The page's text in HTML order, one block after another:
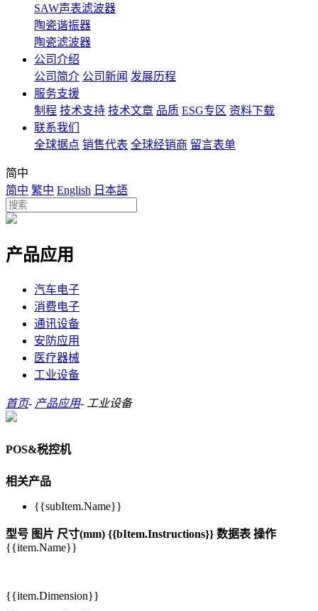
SAW声表滤波器
陶瓷谐振器
陶瓷滤波器
公司介绍
公司简介 公司新闻 发展历程
服务支援
制程 技术支持 技术文章 品质 ESG专区 资料下载
联系我们
全球据点 销售代表 全球经销商 留言表单
简中
简中 繁中 English 日本語
产品应用
汽车电子
消费电子
通讯设备
安防应用
医疗器械
工业设备
首页- 产品应用- 工业设备
POS&税控机
相关产品
{{subItem.Name}}
型号 图片 尺寸(mm) {{bItem.Instructions}} 数据表 操作
{{item.Name}}
{{item.Dimension}}